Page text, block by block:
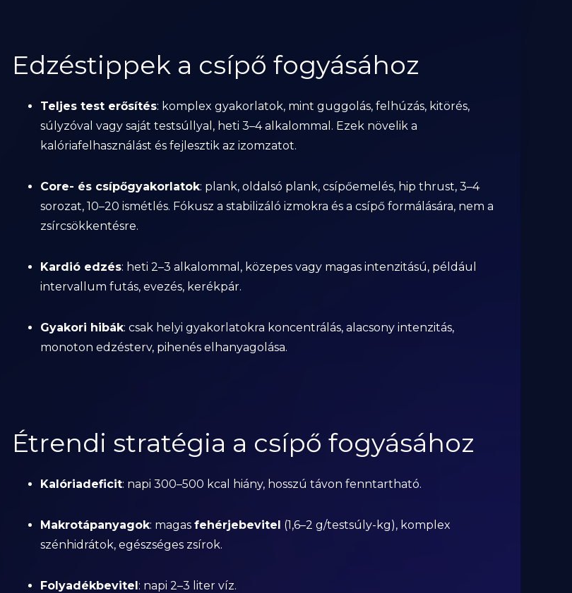
Edzéstippek a csípő fogyásához
Teljes test erősítés: komplex gyakorlatok, mint guggolás, felhúzás, kitörés,
súlyzóval vagy saját testsúllyal, heti 3–4 alkalommal. Ezek növelik a
kalóriafelhasználást és fejlesztik az izomzatot.
Core- és csípőgyakorlatok: plank, oldalsó plank, csípőemelés, hip thrust, 3–4
sorozat, 10–20 ismétlés. Fókusz a stabilizáló izmokra és a csípő formálására, nem a
zsírcsökkentésre.
Kardió edzés: heti 2–3 alkalommal, közepes vagy magas intenzitású, például
intervallum futás, evezés, kerékpár.
Gyakori hibák: csak helyi gyakorlatokra koncentrálás, alacsony intenzitás,
monoton edzésterv, pihenés elhanyagolása.
Étrendi stratégia a csípő fogyásához
Kalóriadeficit: napi 300–500 kcal hiány, hosszú távon fenntartható.
Makrotápanyagok: magas fehérjebevitel (1,6–2 g/testsúly-kg), komplex
szénhidrátok, egészséges zsírok.
Folyadékbevitel: napi 2–3 liter víz.